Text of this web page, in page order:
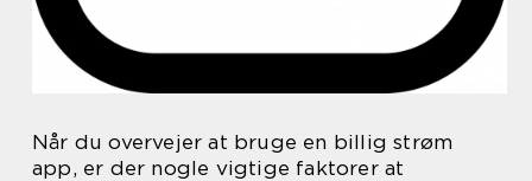
Når du overvejer at bruge en billig strøm
app, er der nogle vigtige faktorer at